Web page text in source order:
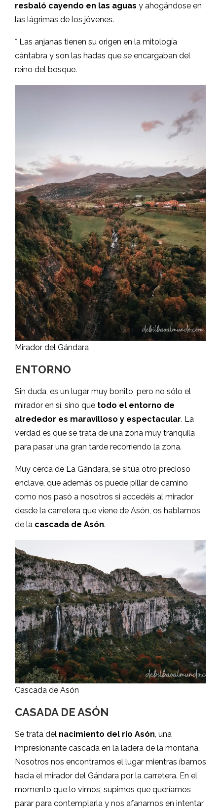
resbaló cayendo en las aguas y ahogándose en
las lágrimas de los jóvenes.
* Las anjanas tienen su origen en la mitología
cántabra y son las hadas que se encargaban del
reino del bosque.
Mirador del Gándara
ENTORNO
Sin duda, es un lugar muy bonito, pero no sólo el
mirador en sí, sino que todo el entorno de
alrededor es maravilloso y espectacular. La
verdad es que se trata de una zona muy tranquila
para pasar una gran tarde recorriendo la zona.
Muy cerca de La Gándara, se sitúa otro precioso
enclave, que además os puede pillar de camino
como nos pasó a nosotros si accedéis al mirador
desde la carretera que viene de Asón, os hablamos
de la cascada de Asón.
Cascada de Asón
CASADA DE ASÓN
Se trata del nacimiento del río Asón , una
impresionante cascada en la ladera de la montaña.
Nosotros nos encontramos el lugar mientras íbamos
hacia el mirador del Gándara por la carretera. En el
momento que lo vimos, supimos que queríamos
parar para contemplarla y nos afanamos en intentar